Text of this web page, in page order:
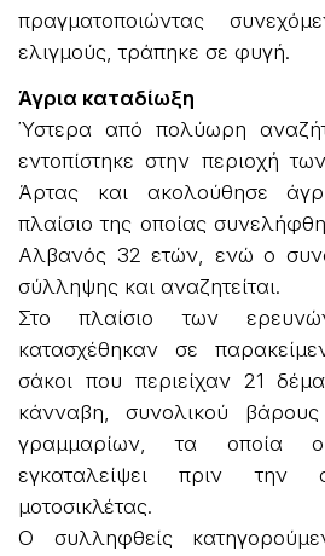
πραγματοποιώντας
ελιγμούς, τράπηκε σε φυγή.
Άγρια καταδίωξη
Ύστερα από πολύωρη
εντοπίστηκε στην περιοχή
Άρτας και ακολούθησε
πλαίσιο της οποίας
Αλβανός 32 ετών, ενώ ο
σύλληψης και αναζητείται.
Στο πλαίσιο των
κατασχέθηκαν σε
σάκοι που περιείχαν 21
κάνναβη, συνολικού
γραμμαρίων, τα οποία
εγκαταλείψει πριν την
μοτοσικλέτας.
Ο συλληφθείς